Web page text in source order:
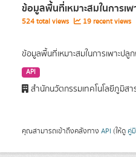
ข้อมูลพื้นที่เหมาะสมในการเ
524 total views 19 recent views
ข้อมูลพื้นที่เหมาะสมในการเพาะป
API
สำนักนวัตกรรมเทคโนโลยีภูมิสา
คุณสามารถเข้าถึงคลังทาง API (ให้ดู คู่